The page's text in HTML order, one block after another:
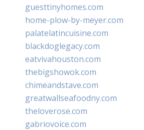
guesttinyhomes.com
home-plow-by-meyer.com
palatelatincuisine.com
blackdoglegacy.com
eatvivahouston.com
thebigshowok.com
chimeandstave.com
greatwallseafoodny.com
theloverose.com
gabriovoice.com